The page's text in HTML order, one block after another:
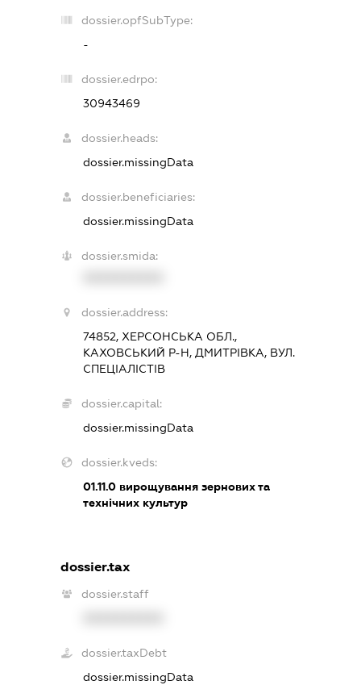
dossier.opfSubType:
-
dossier.edrpo:
30943469
dossier.heads:
dossier.missingData
dossier.beneficiaries:
dossier.missingData
dossier.smida:
dossier.address:
74852, ХЕРСОНСЬКА ОБЛ.,
КАХОВСЬКИЙ Р-Н, ДМИТРІВКА, ВУЛ.
СПЕЦІАЛІСТІВ
dossier.capital:
dossier.missingData
dossier.kveds:
01.11.0вирощування зернових та
технічних культур
dossier.tax
dossier.staff
dossier.taxDebt
dossier.missingData